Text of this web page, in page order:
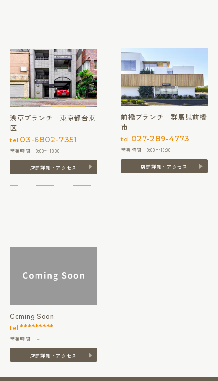
浅草ブランチ｜東京都台東
区
tel.03-6802-7351
営業時間 9:00〜18:00
店舗詳細・アクセス
前橋ブランチ｜群馬県前橋
市
tel. 027-289-4773
営業時間 9:00〜18:00
店舗詳細・アクセス
Coming Soon
tel.*********
営業時間 －
店舗詳細・アクセス